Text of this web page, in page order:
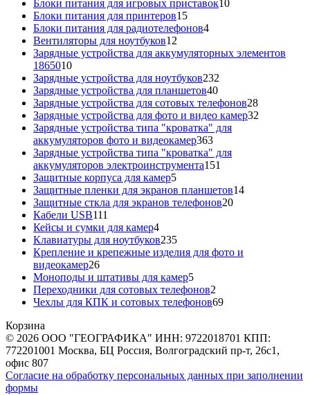
товаров
Блоки питания для игровых приставок1010
Блоки питания для принтеров1515
товаров
Блоки питания для радиотелефонов44
Вентиляторы для ноутбуков12
товаров
Зарядные устройства для аккумуляторных элементов
186501010
товаров
Зарядные устройства для ноутбуков232
Зарядные устройства для планшетов4040
товаров
Зарядные устройства для сотовых телефонов2828
товаров
Зарядные устройства для фото и видео камер32
Зарядные устройства типа "кроватка" для
аккумуляторов фото и видеокамер363363
товара
Зарядные устройства типа "кроватка" для
аккумуляторов электроинструмента151
Защитные корпуса для камер55
товаров
Защитные пленки для экранов планшетов1414
Защитные сткла для экранов телефонов2020
Кабели USB111
товаров
Кейсы и сумки для камер44
товара
Клавиатуры для ноутбуков235235
товаров
Крепление и крепежные изделия для фото и
видеокамер2626
товаров
Моноподы и штативы для камер55
товаров
Переходники для сотовых телефонов2
товара
Чехлы для КПК и сотовых телефонов6969
Корзина
© 2026 ООО "ГЕОГРАФИКА" ИНН: 9722018701 КПП:
772201001 Москва, БЦ Россия, Волгоградский пр-т, 26с1,
офис 807
Согласие на обработку персональных данных при заполнении
формы